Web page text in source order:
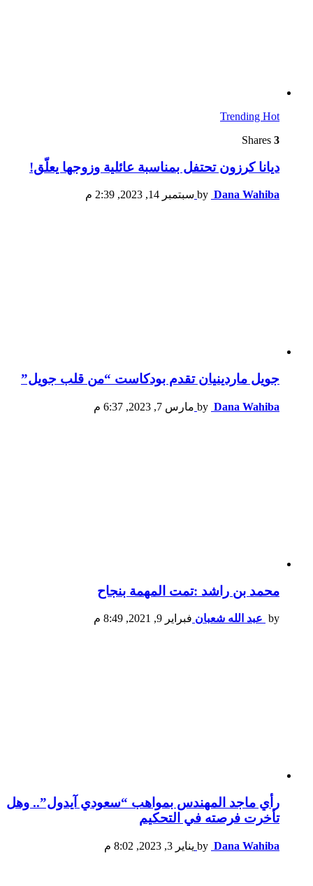
Trending Hot
3
ديانا كرزون تحتفل بمناسبة عائلية وزوجها يعلّق!
by Dana Wahiba سبتمبر 14, 2023, 2:39 م
جويل ماردينيان تقدم بودكاست “من قلب جويل”
by Dana Wahiba مارس 7, 2023, 6:37 م
محمد بن راشد :تمت المهمة بنجاح
by عبد الله شعبان فبراير 9, 2021, 8:49 م
رأي ماجد المهندس بمواهب “سعودي آيدول”.. وهل
تأخرت فرصته في التحكيم
by Dana Wahiba يناير 3, 2023, 8:02 م